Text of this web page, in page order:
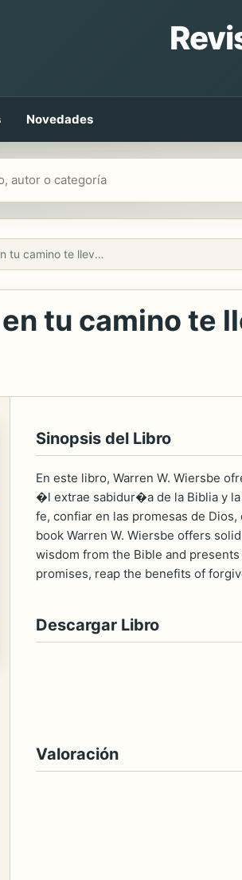
Novedades
Las piedras en tu camino te llevan a tu destino
tu camino te
Sinopsis del Libro
En este libro, Warren W. Wiersbe
�l extrae sabidur�a de la Biblia y
fe, confiar en las promesas de
book Warren W. Wiersbe offers
wisdom from the Bible and
promises, reap the benefits of
Descargar Libro
Valoración